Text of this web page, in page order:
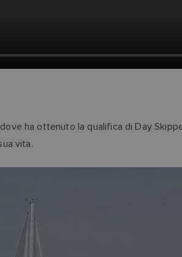
ha ottenuto la qualifica di Day
vita.